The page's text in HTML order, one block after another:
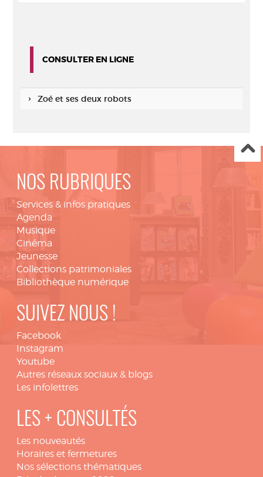
CONSULTER EN LIGNE
Zoé et ses deux robots
NOS RUBRIQUES
Services & infos pratiques
Agenda
Musique
Cinéma
Jeunesse
Collections patrimoniales
Bibliothèque numérique
SUIVEZ NOUS !
Facebook
Instagram
Youtube
Autres réseaux sociaux & blogs
Les infolettres
LES + CONSULTÉS
Les nouveautés
Horaires et fermetures
Nos sélections thématiques